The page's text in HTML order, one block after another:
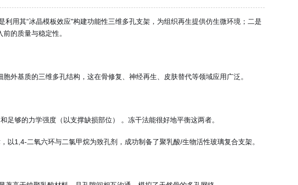
用其“冰晶模板效应"构建功能性三维多孔支架，为组织再生提供仿生微环境；二是
的质量与稳定性。
外基质的三维多孔结构，这在骨修复、神经再生、皮肤替代等领域应用广泛。
够的力学强度（以支撑缺损部位） 。冻干法能很好地平衡这两者。
1,4-二氧六环与二氯甲烷为致孔剂，成功制备了聚乳酸/生物活性玻璃复合支架。